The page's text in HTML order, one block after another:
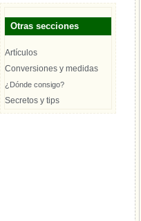
Otras secciones
Artículos
Conversiones y medidas
¿Dónde consigo?
Secretos y tips